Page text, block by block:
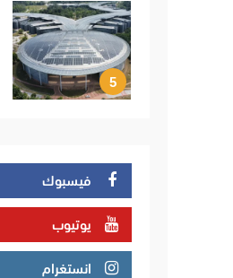
5
فيسبوك
يوتيوب
انستغرام